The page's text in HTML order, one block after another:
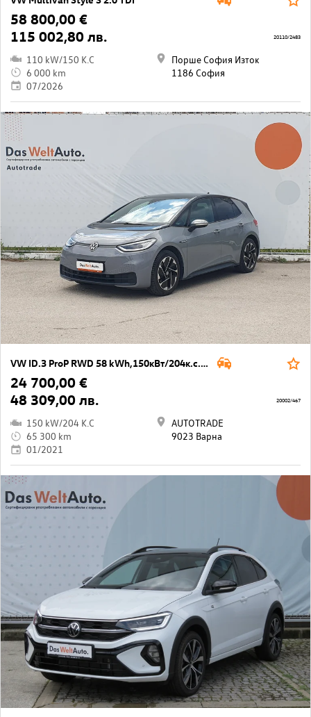
58 800,00 €
115 002,80 лв.
110 kW/150 K.C
6 000 km
07/2026
Порше София Изток
1186 София
20110/2483
VW ID.3 ProP RWD 58 kWh,150кВт/204к.с./1-ст
24 700,00 €
48 309,00 лв.
150 kW/204 K.C
65 300 km
01/2021
AUTOTRADE
9023 Варна
20002/467